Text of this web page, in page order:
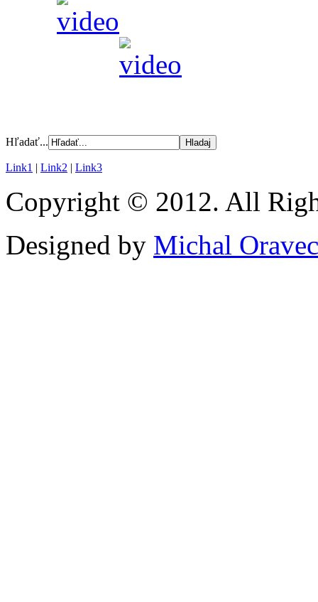
Hľadať...
Link1 | Link2 | Link3
Copyright © 2012. All
Designed by Michal Oravec